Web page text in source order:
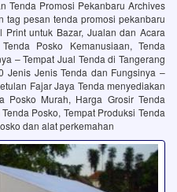
Tenda Promosi Pekanbaru Archives
tag pesan tenda promosi pekanbaru
untuk Bazar, Jualan dan Acara
Posko Kemanusiaan, Tenda
– Tempat Jual Tenda di Tangerang
Jenis Jenis Tenda dan Fungsinya –
Fajar Jaya Tenda menyediakan
Posko Murah, Harga Grosir Tenda
Posko, Tempat Produksi Tenda
dan alat perkemahan